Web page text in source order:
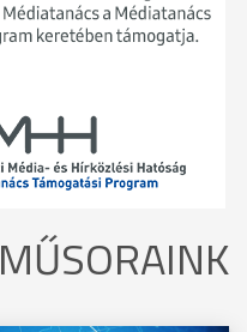
MŰSORAINK